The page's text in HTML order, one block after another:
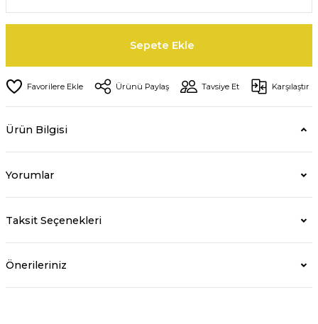
Sepete Ekle
Ürünü Paylaş Tavsiye Et Karşılaştır
Ürün Bilgisi
Yorumlar
Taksit Seçenekleri
Önerileriniz